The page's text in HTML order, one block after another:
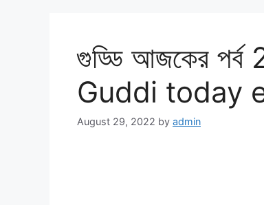
গুড্ডি আজকের
Guddi today
August 29, 2022 by admin